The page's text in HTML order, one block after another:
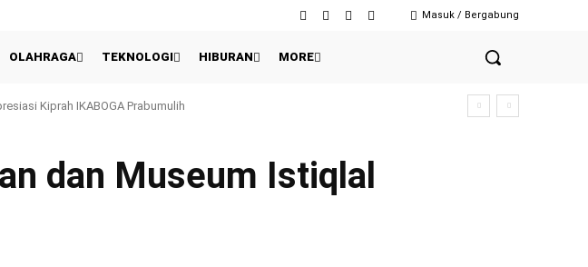
Masuk / Bergabung
OLAHRAGA TEKNOLOGI HIBURAN MORE
Kiprah IKABOGA Prabumulih
Gianni Infantino Meminta Maaf
dan Museum Istiqlal